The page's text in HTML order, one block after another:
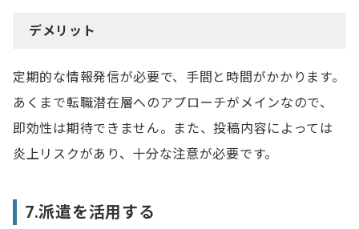
デメリット
定期的な情報発信が必要で、手間と時間がかかります。
あくまで転職潜在層へのアプローチがメインなので、
即効性は期待できません。また、投稿内容によっては
炎上リスクがあり、十分な注意が必要です。
7.派遣を活用する